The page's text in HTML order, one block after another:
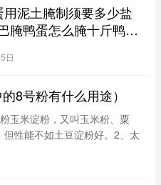
泥土腌制须要多少盐
腌鸭蛋怎么腌十斤鸭蛋
日
8号粉有什么用途）
玉米淀粉，又叫玉米粉、粟
性能不如土豆淀粉好。2、太
磨碎后，经揉洗、沉淀制作而